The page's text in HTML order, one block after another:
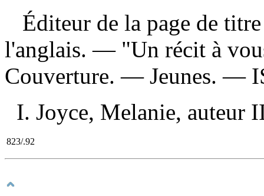
Éditeur de la page de
l'anglais. — "Un récit à
Couverture. — Jeunes. —
I. Joyce, Melanie, auteur
823/.92